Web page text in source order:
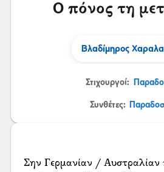
Ο πόνος τη
Βλαδίμηρος
Στιχουργοί:
Συνθέτες:
Σην Γερμανίαν / Αυστραλίαν